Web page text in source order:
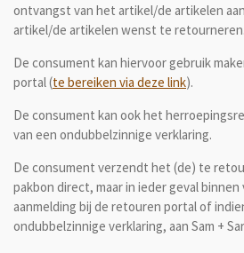
ontvangst van het artikel/de artikelen
artikel/de artikelen wenst te retourneren.
De consument kan hiervoor gebruik
portal (te bereiken via deze link).
De consument kan ook het
van een ondubbelzinnige verklaring.
De consument verzendt het (de) te
pakbon direct, maar in ieder geval
aanmelding bij de retouren portal of
ondubbelzinnige verklaring, aan Sam +